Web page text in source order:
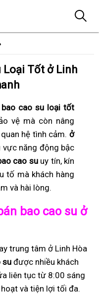
Loại Tốt ở Linh
bao cao su loại tốt
vệ mà còn nâng
hệ tình cảm. ở
vực năng động bậc
cao suuy tín, kín
tố mà khách hàng
và hài lòng.
bao cao su ở
trung tâm ở Linh Hòa
suđược nhiều khách
liên tục từ 8:00 sáng
và tiện lợi tối đa.